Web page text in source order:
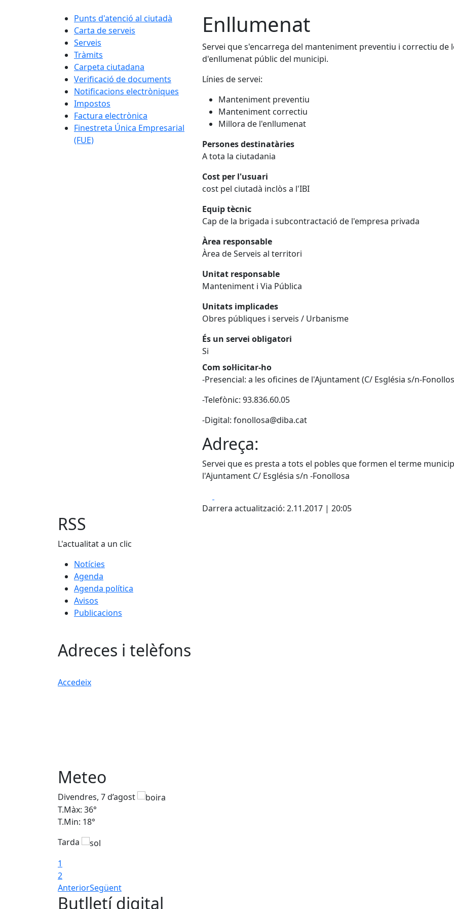
Punts d'atenció al ciutadà
Carta de serveis
Serveis
Tràmits
Carpeta ciutadana
Verificació de documents
Notificacions electròniques
Impostos
Factura electrònica
Finestreta Única Empresarial
(FUE)
Enllumenat
Servei que s'encarrega del manteniment preventiu i correctiu de
d'enllumenat públic del municipi.
Línies de servei:
Manteniment preventiu
Manteniment correctiu
Millora de l'enllumenat
Persones destinatàries
A tota la ciutadania
Cost per l'usuari
cost pel ciutadà inclòs a l'IBI
Equip tècnic
Cap de la brigada i subcontractació de l'empresa privada
Àrea responsable
Àrea de Serveis al territori
Unitat responsable
Manteniment i Via Pública
Unitats implicades
Obres públiques i serveis / Urbanisme
És un servei obligatori
Si
Com sol·licitar-ho
-Presencial: a les oficines de l'Ajuntament (C/ Església s/n-
-Telefònic: 93.836.60.05
-Digital: fonollosa@diba.cat
Adreça:
Servei que es presta a tots el pobles que formen el terme
l'Ajuntament C/ Església s/n -Fonollosa
Darrera actualització: 2.11.2017 | 20:05
RSS
L'actualitat a un clic
Notícies
Agenda
Agenda política
Avisos
Publicacions
Adreces i telèfons
Accedeix
Meteo
Divendres, 7 d’agost
T.Màx: 36°
T.Min: 18°
Tarda
1
2
AnteriorSegüent
Butlletí digital